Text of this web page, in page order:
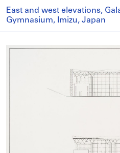
East and west elevations,
Gymnasium, Imizu, Japan